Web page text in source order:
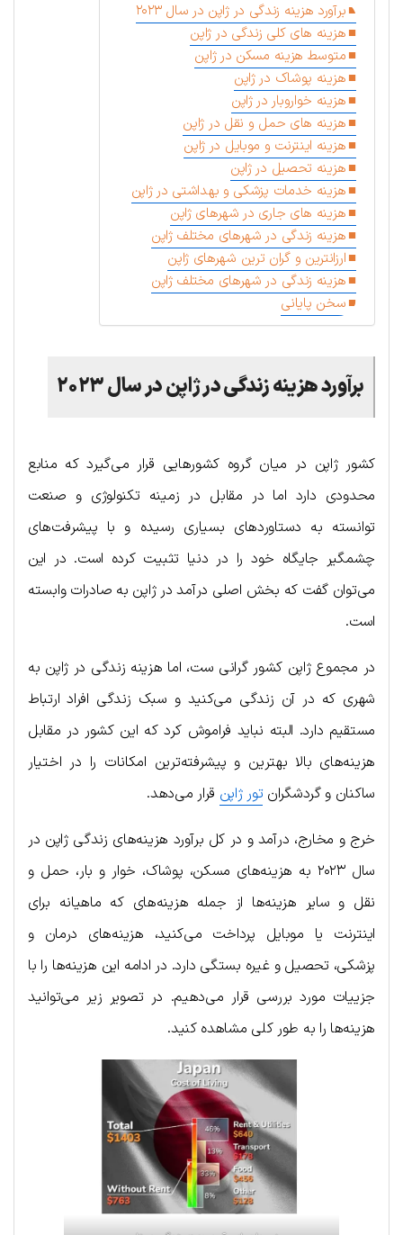
برآورد هزینه زندگی در ژاپن در سال ۲۰۲۳
هزینه های کلی زندگی در ژاپن
متوسط هزینه مسکن در ژاپن
هزینه پوشاک در ژاپن
هزینه خواروبار در ژاپن
هزینه های حمل و نقل در ژاپن
هزینه اینترنت و موبایل در ژاپن
هزینه تحصیل در ژاپن
هزینه خدمات پزشکی و بهداشتی در ژاپن
هزینه های جاری در شهرهای ژاپن
هزینه زندگی در شهرهای مختلف ژاپن
ارزانترین و گران ترین شهرهای ژاپن
هزینه زندگی در شهرهای مختلف ژاپن
سخن پایانی
برآورد هزینه زندگی در ژاپن در سال ۲۰۲۳
کشور ژاپن در میان گروه کشورهایی قرار می‌گیرد که منابع
محدودی دارد اما در مقابل در زمینه تکنولوژی و صنعت
توانسته به دستاوردهای بسیاری رسیده و با پیشرفت‌های
چشمگیر جایگاه خود را در دنیا تثبیت کرده است. در این
می‌توان گفت که بخش اصلی درآمد در ژاپن به صادرات وابسته
است.
در مجموع ژاپن کشور گرانی ست، اما هزینه زندگی در ژاپن به
شهری که در آن زندگی می‌کنید و سبک زندگی افراد ارتباط
مستقیم دارد. البته نباید فراموش کرد که این کشور در مقابل
هزینه‌های بالا بهترین و پیشرفته‌ترین امکانات را در اختیار
ساکنان و گردشگران تور ژاپن قرار می‌دهد.
خرج و مخارج، درآمد و در کل برآورد هزینه‌های زندگی ژاپن در
سال ۲۰۲۳ به هزینه‌های مسکن، پوشاک، خوار و بار، حمل و
نقل و سایر هزینه‌ها از جمله هزینه‌های که ماهیانه برای
اینترنت یا موبایل پرداخت می‌کنید، هزینه‌های درمان و
پزشکی، تحصیل و غیره بستگی دارد. در ادامه این هزینه‌ها را با
جزییات مورد بررسی قرار می‌دهیم. در تصویر زیر می‌توانید
هزینه‌ها را به طور کلی مشاهده کنید.